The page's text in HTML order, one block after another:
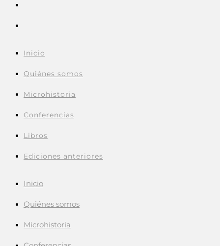
Inicio
Quiénes somos
Microhistoria
Conferencias
Libros
Ediciones anteriores
Inicio
Quiénes somos
Microhistoria